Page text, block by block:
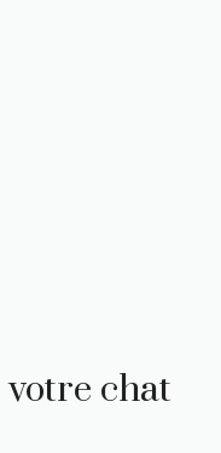
chat